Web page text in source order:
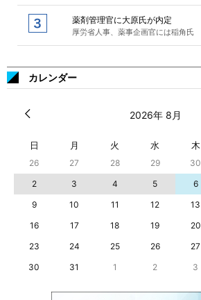
薬剤管理官に大原氏が内定
厚労省人事、薬事企画官には稲角氏
カレンダー
2026年 8月
日 月 火 水 木
26 27 28 29 30
2
3 4 5 6
9
10 11 12 13
16
17 18 19 20
23
24 25 26 27
30
31 1 2 3